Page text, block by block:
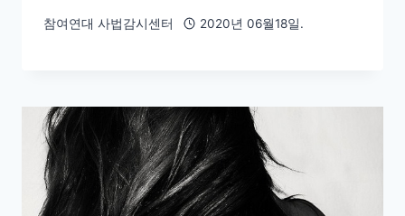
참여연대 사법감시센터 2020년 06월18일.